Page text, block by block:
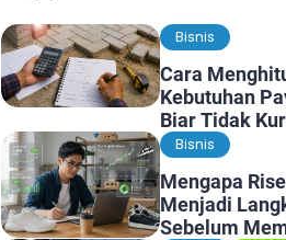
Bisnis
Cara
Kebutuhan
Biar Tidak
Kelebihan
Bisnis
Mengapa
Menjadi
Sebelum